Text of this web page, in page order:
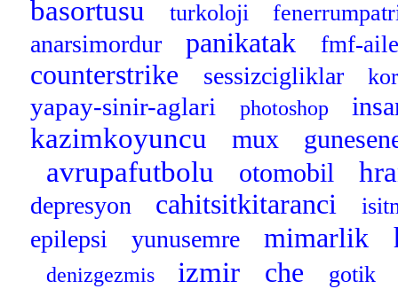
basortusu turkoloji
anarsimordur panikatak fmf-
counterstrike sessizcigliklar
yapay-sinir-aglari photoshop
kazimkoyuncu mux
avrupafutbolu otomobil
depresyon cahitsitkitaranci
epilepsi yunusemre mimarlik
denizgezmis izmir che gotik